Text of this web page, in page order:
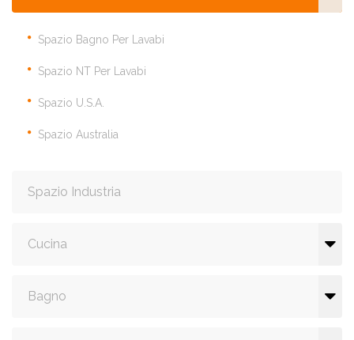
Spazio Bagno Per Lavabi
Spazio NT Per Lavabi
Spazio U.S.A.
Spazio Australia
Spazio Industria
Cucina
Bagno